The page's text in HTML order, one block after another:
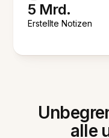
5 Mrd.
Erstellte Notizen
alle